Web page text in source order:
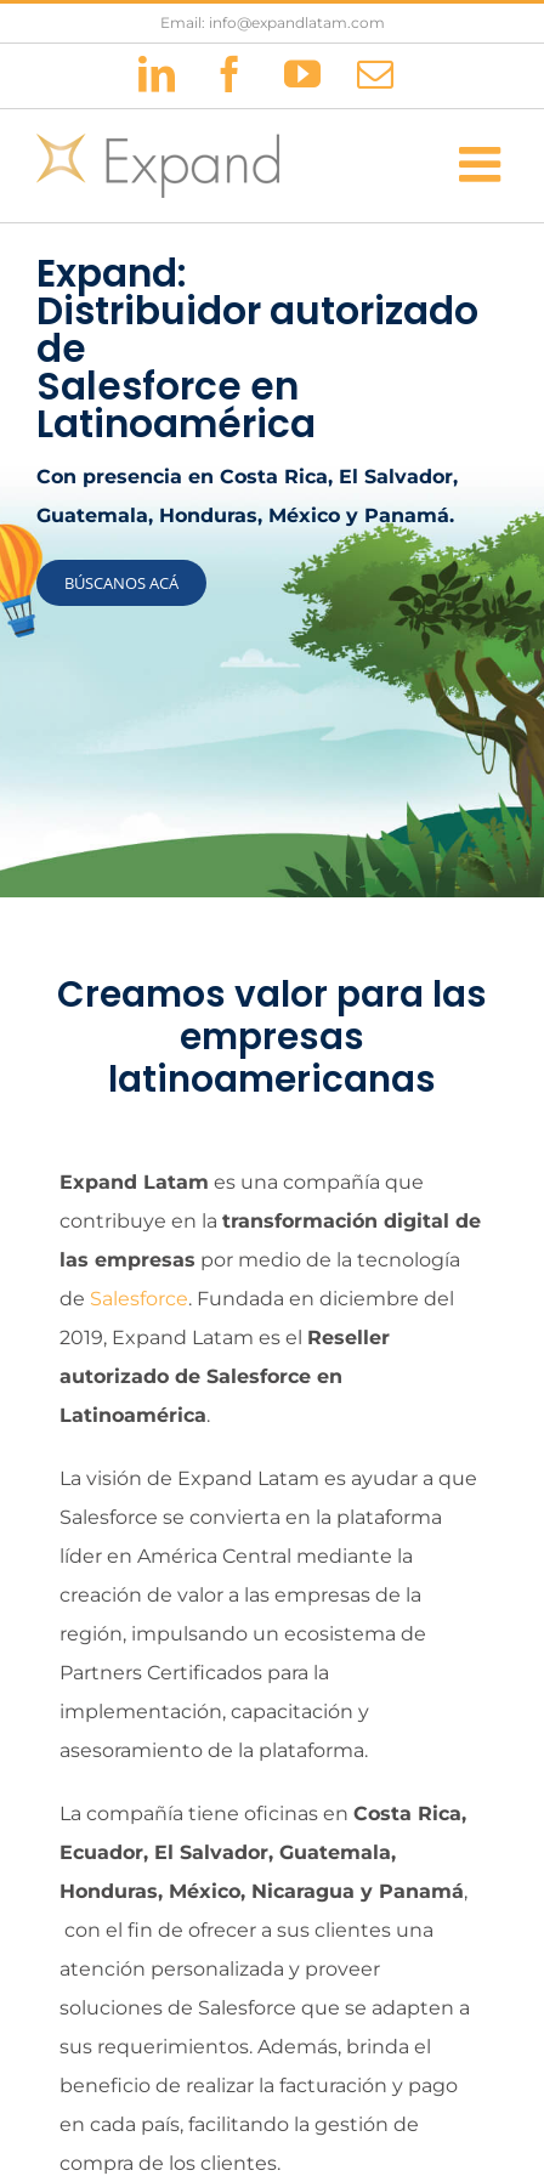
Email: info@expandlatam.com
LinkedInFacebook
YouTubeCorreo
Expand:
Distribuidor autorizado
de
Salesforce en
Latinoamérica
Con presencia en Costa Rica, El Salvador,
Guatemala, Honduras, México y Panamá.
BÚSCANOS ACÁ
Creamos valor para las
empresas
latinoamericanas
Expand Latam es una compañía que
contribuye en latransformación digital de
las empresas por medio de la tecnología
de Salesforce. Fundada en diciembre del
2019, Expand Latam es el Reseller
autorizado de Salesforce en
Latinoamérica.
La visión de Expand Latam es ayudar a que
Salesforce se convierta en la plataforma
líder en América Central mediante la
creación de valor a las empresas de la
región, impulsando un ecosistema de
Partners Certificados para la
implementación, capacitación y
asesoramiento de la plataforma.
La compañía tiene oficinas enCosta Rica,
Ecuador, El Salvador,Guatemala,
Honduras, México, Nicaragua y Panamá,
con el fin de ofrecer a sus clientes una
atención personalizada y proveer
soluciones de Salesforce que se adapten a
sus requerimientos. Además, brinda el
beneficio de realizar la facturación y pago
en cada país, facilitando la gestión de
compra de los clientes.